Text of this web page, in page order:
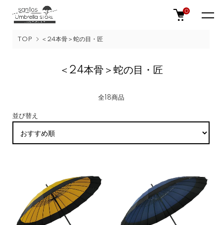
0
TOP ＜24本骨＞蛇の目・匠
＜24本骨＞蛇の目・匠
全18商品
並び替え